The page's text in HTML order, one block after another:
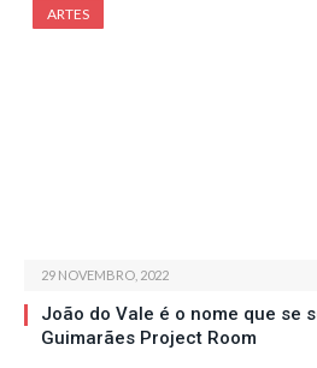
ARTES
29 NOVEMBRO, 2022
João do Vale é o nome que se
Guimarães Project Room